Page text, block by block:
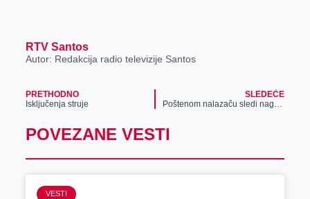
RTV Santos
Autor: Redakcija radio televizije Santos
PRETHODNO
Isključenja struje
SLEDEĆE
Poštenom nalazaču sledi nagrada!
POVEZANE VESTI
VESTI